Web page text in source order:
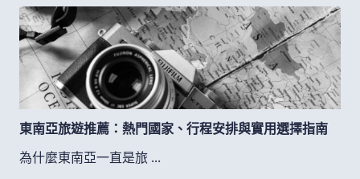
東南亞旅遊推薦：熱門國家、行程安排與實用選擇指南
為什麼東南亞一直是旅 ...